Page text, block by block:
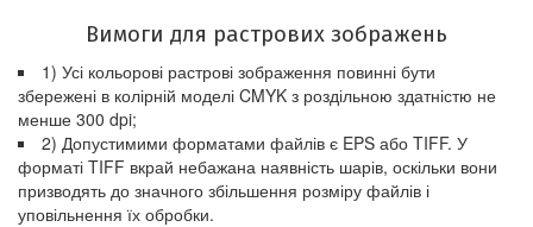
Вимоги для растрових зображень
1) Усі кольорові растрові зображення повинні бути
збережені в колірній моделі CMYK з роздільною здатністю не
менше 300 dpi;
2) Допустимими форматами файлів є EPS або TIFF. У
форматі TIFF вкрай небажана наявність шарів, оскільки вони
призводять до значного збільшення розміру файлів і
уповільнення їх обробки.